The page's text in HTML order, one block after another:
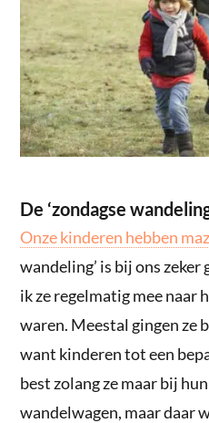
De ‘zondagse
Onze kinderen hebben
wandeling’ is bij ons
ik ze regelmatig mee naar
waren. Meestal gingen ze
want kinderen tot een
best zolang ze maar bij
wandelwagen, maar daar